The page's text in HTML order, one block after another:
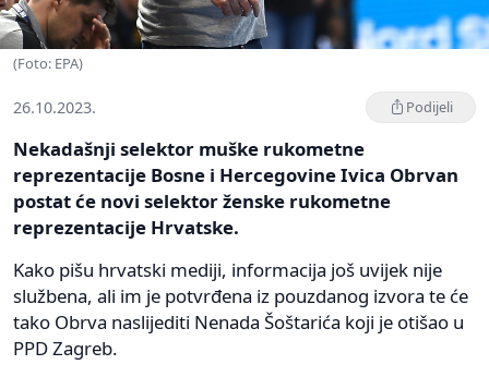
(Foto: EPA)
26.10.2023. Podijeli
Nekadašnji selektor muške rukometne
reprezentacije Bosne i Hercegovine Ivica Obrvan
postat će novi selektor ženske rukometne
reprezentacije Hrvatske.
Kako pišu hrvatski mediji, informacija još uvijek nije
službena, ali im je potvrđena iz pouzdanog izvora te će
tako Obrva naslijediti Nenada Šoštarića koji je otišao u
PPD Zagreb.